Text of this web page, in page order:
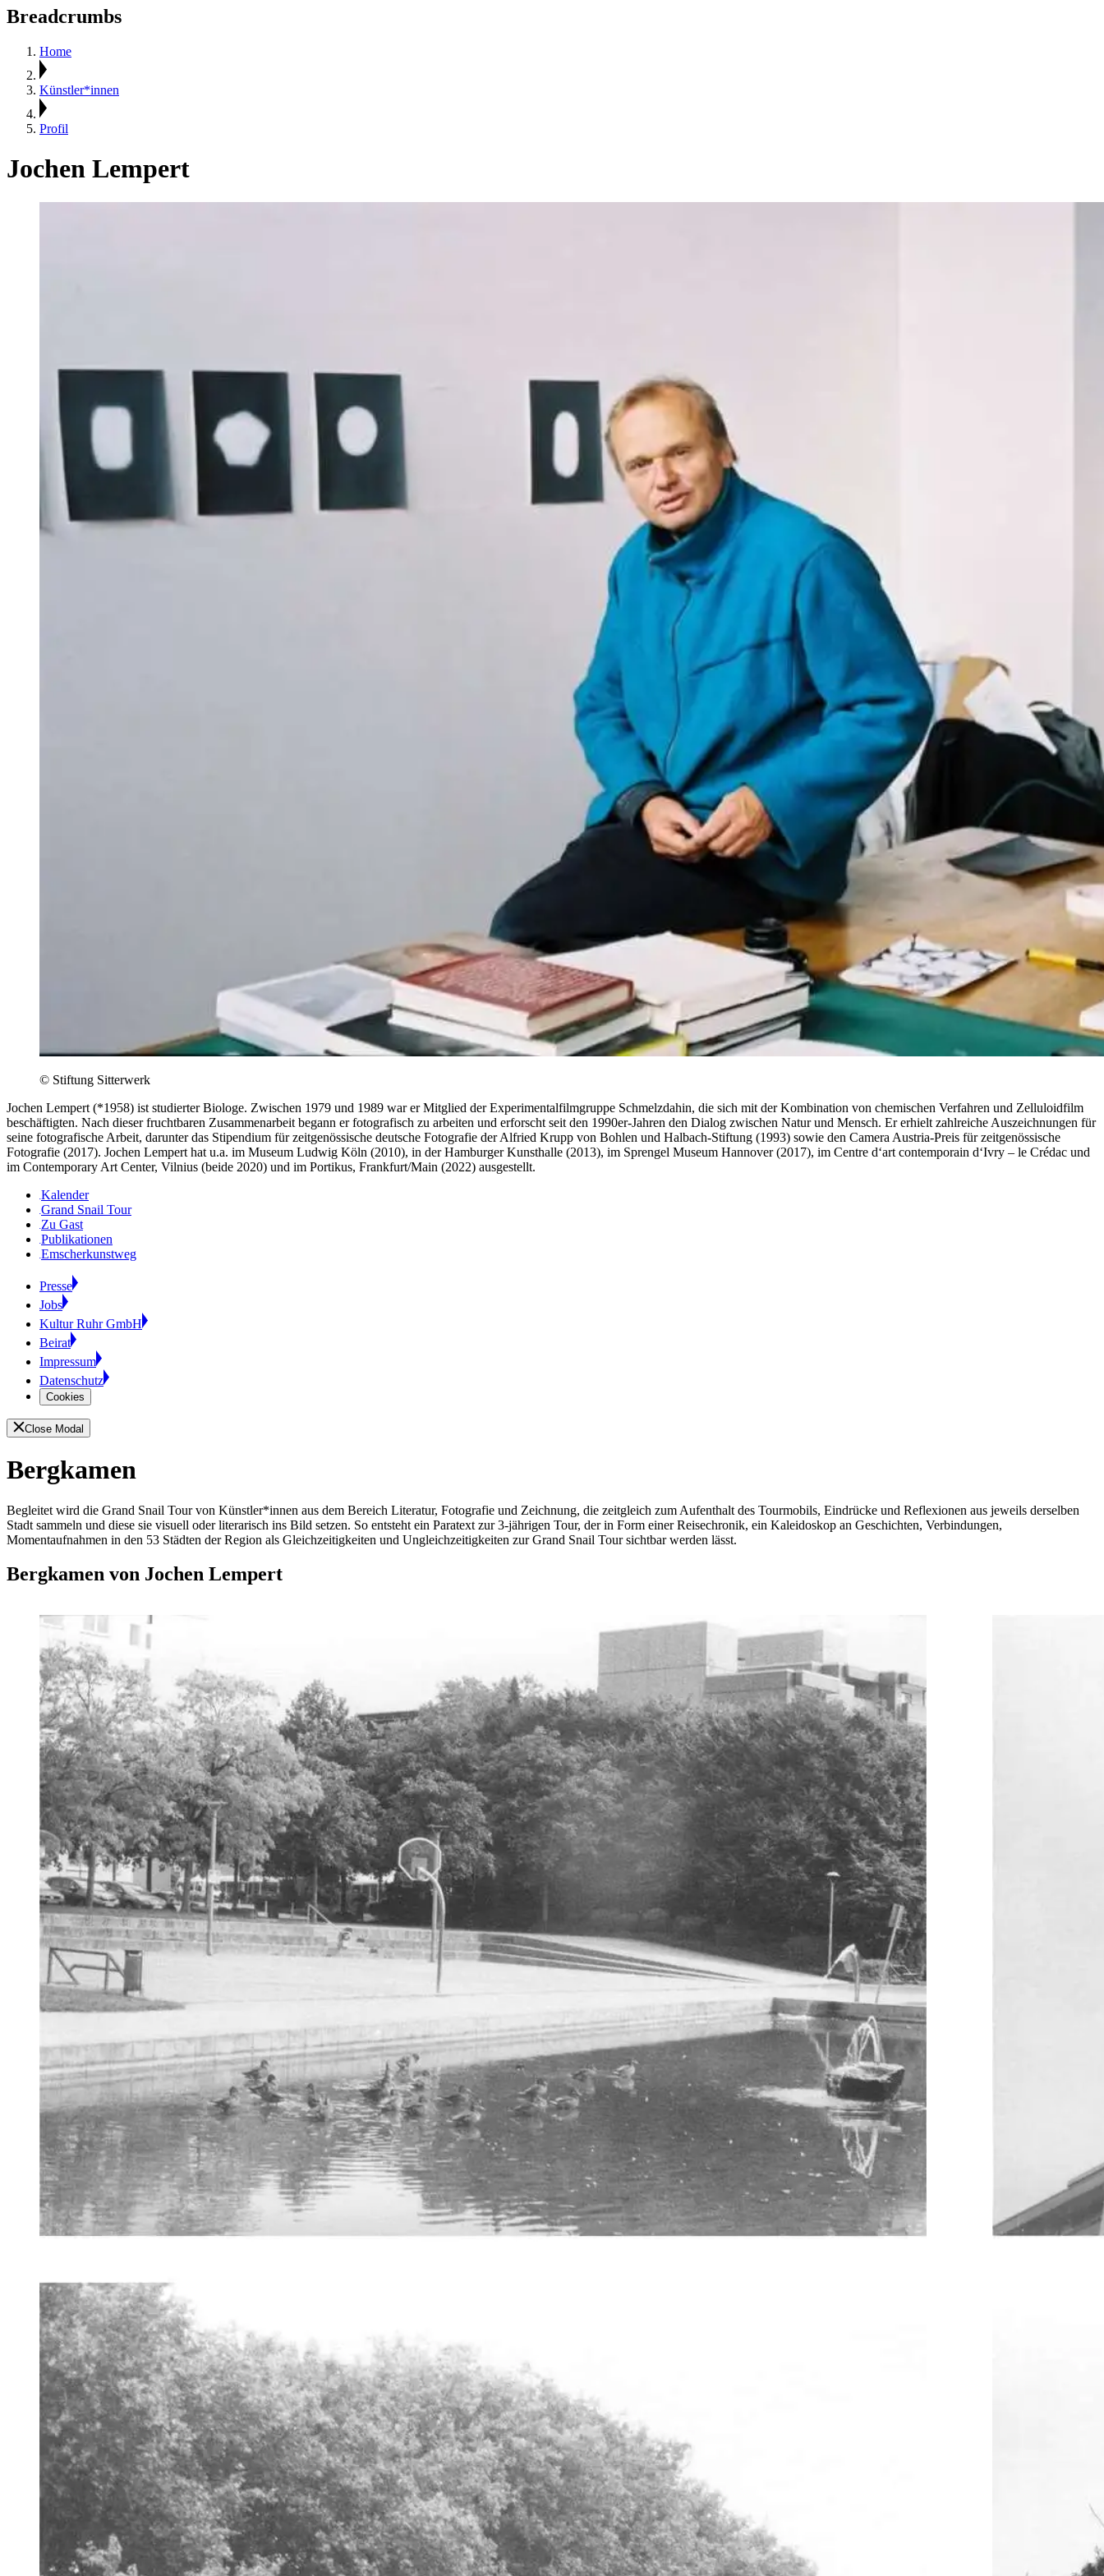
Breadcrumbs
Home
Künstler*innen
Profil
Jochen Lempert
© Stiftung Sitterwerk
Jochen Lempert (*1958) ist studierter Biologe. Zwischen 1979 und 1989 war er Mitglied der Experimentalfilmgruppe Schmelzdahin, die sich mit der Kombination von chemischen Verfahren und Zelluloidfilm
beschäftigten. Nach dieser fruchtbaren Zusammenarbeit begann er fotografisch zu arbeiten und erforscht seit den 1990er-Jahren den Dialog zwischen Natur und Mensch. Er erhielt zahlreiche Auszeichnungen für
seine fotografische Arbeit, darunter das Stipendium für zeitgenössische deutsche Fotografie der Alfried Krupp von Bohlen und Halbach-Stiftung (1993) sowie den Camera Austria-Preis für zeitgenössische
Fotografie (2017). Jochen Lempert hat u.a. im Museum Ludwig Köln (2010), in der Hamburger Kunsthalle (2013), im Sprengel Museum Hannover (2017), im Centre d‘art contemporain d‘Ivry – le Crédac und
im Contemporary Art Center, Vilnius (beide 2020) und im Portikus, Frankfurt/Main (2022) ausgestellt.
Kalender
Grand Snail Tour
Zu Gast
Publikationen
Emscherkunstweg
Presse
Jobs
Kultur Ruhr GmbH
Beirat
Impressum
Datenschutz
Cookies
Close Modal
Bergkamen
Begleitet wird die Grand Snail Tour von Künstler*innen aus dem Bereich Literatur, Fotografie und Zeichnung, die zeitgleich zum Aufenthalt des Tourmobils, Eindrücke und Reflexionen aus jeweils derselben
Stadt sammeln und diese sie visuell oder literarisch ins Bild setzen. So entsteht ein Paratext zur 3-jährigen Tour, der in Form einer Reisechronik, ein Kaleidoskop an Geschichten, Verbindungen,
Momentaufnahmen in den 53 Städten der Region als Gleichzeitigkeiten und Ungleichzeitigkeiten zur Grand Snail Tour sichtbar werden lässt.
Bergkamen von Jochen Lempert